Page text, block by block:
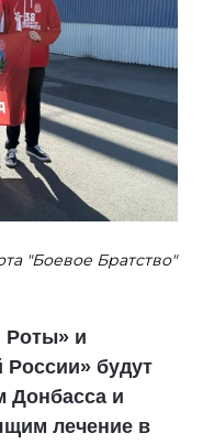
"Боевое Братство"
Роты» и
будут
Донбасса и
лечение в